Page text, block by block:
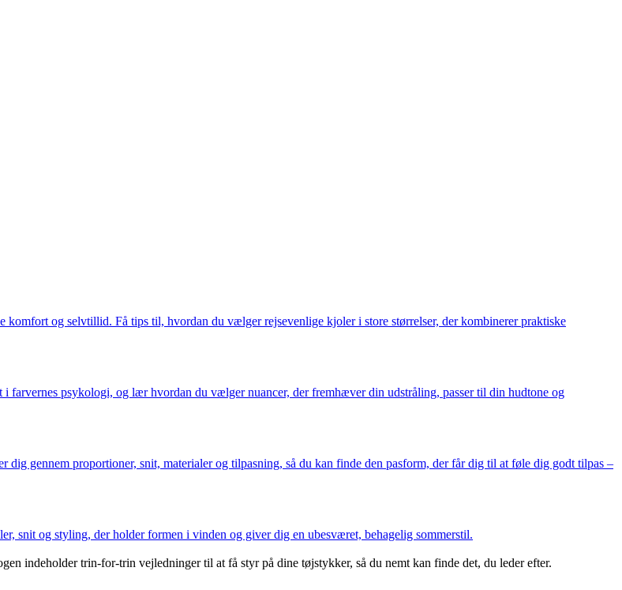
komfort og selvtillid. Få tips til, hvordan du vælger rejsevenlige kjoler i store størrelser, der kombinerer praktiske
psykologi, og lær hvordan du vælger nuancer, der fremhæver din udstråling, passer til din hudtone og
gennem proportioner, snit, materialer og tilpasning, så du kan finde den pasform, der får dig til at føle dig godt tilpas –
snit og styling, der holder formen i vinden og giver dig en ubesværet, behagelig sommerstil.
indeholder trin-for-trin vejledninger til at få styr på dine tøjstykker, så du nemt kan finde det, du leder efter.